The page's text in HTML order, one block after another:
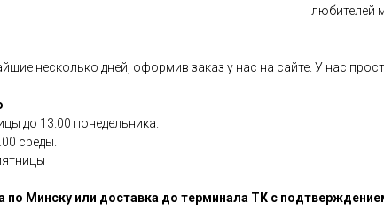
любителей
несколько дней, оформив заказ у нас на сайте. У нас
до 13.00 понедельника.
среды.
по Минску или доставка до терминала ТК с